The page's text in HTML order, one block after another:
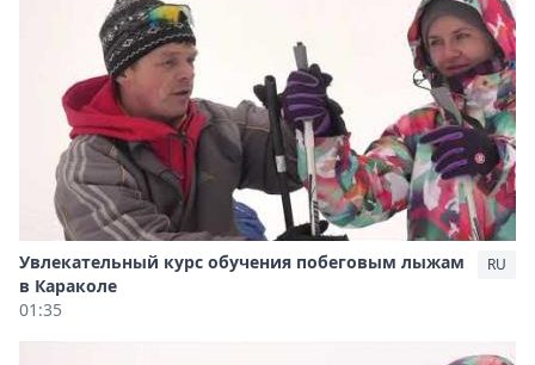
Увлекательный курс обучения побеговым лыжам
в Караколе
01:35
RU